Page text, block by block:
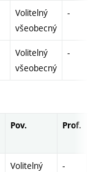
Volitelný
všeobecný
-
Volitelný
všeobecný
-
Pov. Prof.
Volitelný
-